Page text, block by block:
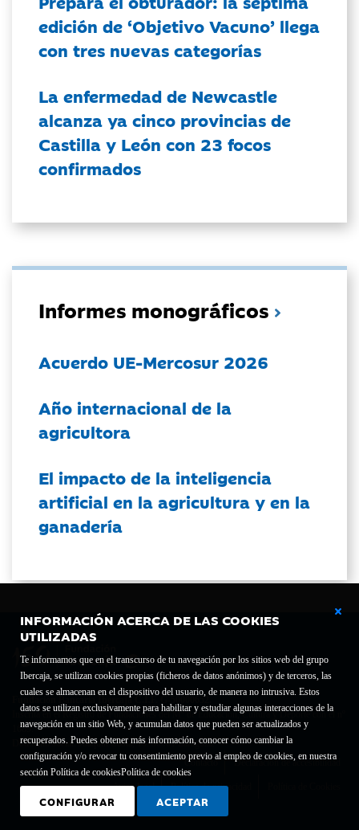
INFORMACIÓN ACERCA DE LAS COOKIES
UTILIZADAS
Te informamos que en el transcurso de tu navegación por los sitios web del grupo
Ibercaja, se utilizan cookies propias (ficheros de datos anónimos) y de terceros, las
cuales se almacenan en el dispositivo del usuario, de manera no intrusiva. Estos
datos se utilizan exclusivamente para habilitar y estudiar algunas interacciones de la
navegación en un sitio Web, y acumulan datos que pueden ser actualizados y
recuperados. Puedes obtener más información, conocer cómo cambiar la
configuración y/o revocar tu consentimiento previo al empleo de cookies, en nuestra
sección Política de cookiesPolítica de cookies
CONFIGURAR ACEPTAR
edición de ‘Objetivo Vacuno’ llega
con tres nuevas categorías
La enfermedad de Newcastle
alcanza ya cinco provincias de
Castilla y León con 23 focos
confirmados
Informes monográficos
Acuerdo UE-Mercosur 2026
Año internacional de la
agricultora
El impacto de la inteligencia
artificial en la agricultura y en la
ganadería
Fundación Bancaria Ibercaja C.I.F. G-50000652.
Inscrita en el Registro de Fundaciones del Mº de Educación, Cultura y Deporte con el nº
1689.
Domicilio social: Joaquín Costa, 13. 50001 Zaragoza.
Contacto
Declaración de accesibilidad
Aviso legal Política de privacidad